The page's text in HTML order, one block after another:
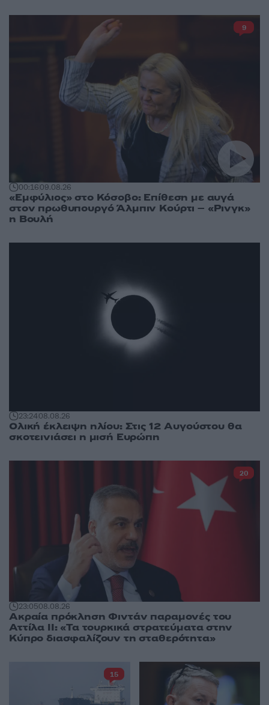
00:1609.08.26
«Εμφύλιος» στο Κόσοβο: Επίθεση με αυγά
στον πρωθυπουργό Άλμπιν Κούρτι – «Ρινγκ»
η Βουλή
9
23:2408.08.26
Ολική έκλειψη ηλίου: Στις 12 Αυγούστου θα
σκοτεινιάσει η μισή Ευρώπη
23:0508.08.26
Ακραία πρόκληση Φιντάν παραμονές του
Αττίλα ΙΙ: «Τα τουρκικά στρατεύματα στην
Κύπρο διασφαλίζουν τη σταθερότητα»
20
15